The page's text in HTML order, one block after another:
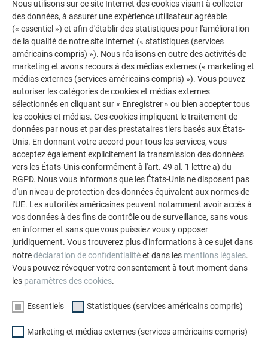
Les entreprises spécialisées et l’exploitant de l’installation
photovoltaïque sont responsables du respect et de la
surveillance de toutes les réglementations légales, normes,
règles et directives concernées.
L’installation photovoltaïque ne peut être mise en service et
entretenue que conformément aux réglementations et
normes suivantes et en présence des documents
susmentionnés. Les documents suivants doivent être mis à
la disposition des entreprises spécialisées :
Documentation de l’installation comprenant :
Tuiles solaires – plan d’implantation du
module/schéma de câblage
Schéma électrique
Prévisions de rendement
Fiches techniques produit valides (module/boîte de
jonction du générateur/onduleur/câbles/connecteurs)
Protocole de réception
Avertissements et instructions relatifs à la tuile
Nous utilisons sur ce site Internet des cookies visant à collecter
des données, à assurer une expérience utilisateur agréable
(« essentiel ») et afin d'établir des statistiques pour l'amélioration
de la qualité de notre site Internet (« statistiques (services
américains compris) »). Nous réalisons en outre des activités de
marketing et avons recours à des médias externes (« marketing et
médias externes (services américains compris) »). Vous pouvez
autoriser les catégories de cookies et médias externes
sélectionnés en cliquant sur « Enregistrer » ou bien accepter tous
les cookies et médias. Ces cookies impliquent le traitement de
données par nous et par des prestataires tiers basés aux États-
Unis. En donnant votre accord pour tous les services, vous
acceptez également explicitement la transmission des données
vers les États-Unis conformément à l'art. 49 al. 1 lettre a) du
RGPD. Nous vous informons que les États-Unis ne disposent pas
d'un niveau de protection des données équivalent aux normes de
l'UE. Les autorités américaines peuvent notamment avoir accès à
vos données à des fins de contrôle ou de surveillance, sans vous
en informer et sans que vous puissiez vous y opposer
juridiquement. Vous trouverez plus d'informations à ce sujet dans
notredéclaration de confidentialitéet dans les mentions légales.
Vous pouvez révoquer votre consentement à tout moment dans
les paramètres des cookies.
Essentiels Statistiques (services américains compris)
Marketing et médias externes (services américains compris)